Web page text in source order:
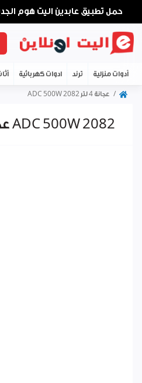
حمل تطبيق عابدين اليت هوم
أدوات منزلية ترند ادوات كهربائية
عجانة 4 لتر ADC 500W 2082
عجانة 4 لتر ADC 500W 2082